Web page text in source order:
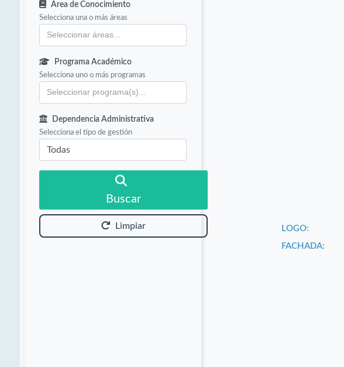
Área de Conocimiento
Selecciona una o más áreas
Programa Académico
Selecciona uno o más programas
Dependencia Administrativa
Selecciona el tipo de gestión
Buscar
Limpiar
LOGO:
FACHADA: